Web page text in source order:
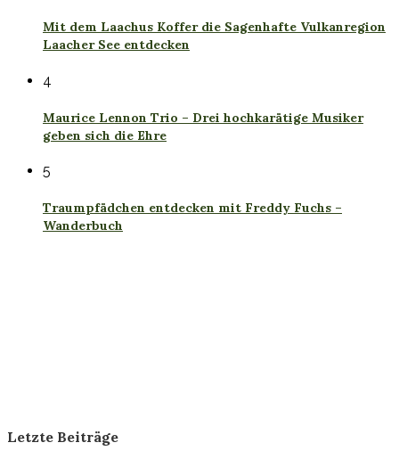
Mit dem Laachus Koffer die Sagenhafte Vulkanregion
Laacher See entdecken
4
Maurice Lennon Trio – Drei hochkarätige Musiker
geben sich die Ehre
5
Traumpfädchen entdecken mit Freddy Fuchs –
Wanderbuch
Letzte Beiträge